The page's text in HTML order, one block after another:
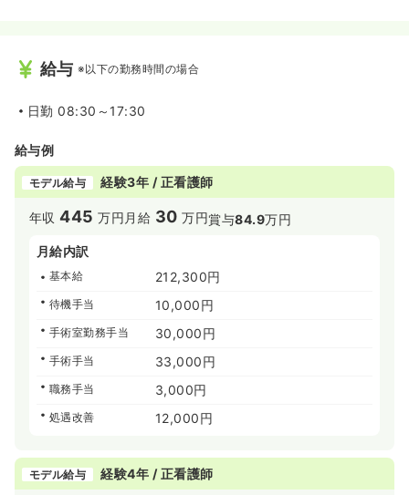
給与 ※以下の勤務時間の場合
日勤 08:30～17:30
給与例
モデル給与 経験3年 / 正看護師
年収445 万円 月給 30 万円賞与84.9万円
月給内訳
基本給 212,300円
待機手当 10,000円
手術室勤務手当 30,000円
手術手当 33,000円
職務手当 3,000円
処遇改善 12,000円
モデル給与 経験4年 / 正看護師